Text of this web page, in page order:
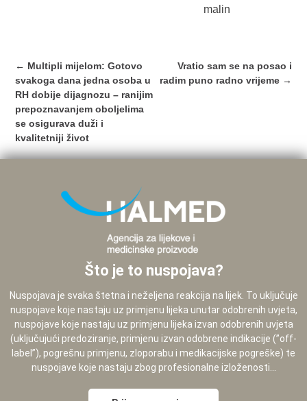
malin
Post
navigation
← Multipli mijelom: Gotovo
svakoga dana jedna osoba u
RH dobije dijagnozu – ranijim
prepoznavanjem oboljelima
se osigurava duži i
kvalitetniji život
Vratio sam se na posao i
radim puno radno vrijeme →
Što je to nuspojava?
Nuspojava je svaka štetna i neželjena reakcija na lijek. To uključuje
nuspojave koje nastaju uz primjenu lijeka unutar odobrenih uvjeta,
nuspojave koje nastaju uz primjenu lijeka izvan odobrenih uvjeta
(uključujući predoziranje, primjenu izvan odobrene indikacije (”off-
label”), pogrešnu primjenu, zloporabu i medikacijske pogreške) te
nuspojave koje nastaju zbog profesionalne izloženosti...